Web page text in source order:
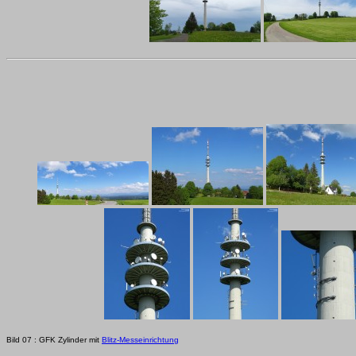
Bild 07 : GFK Zylinder mit Blitz-Messeinrichtung